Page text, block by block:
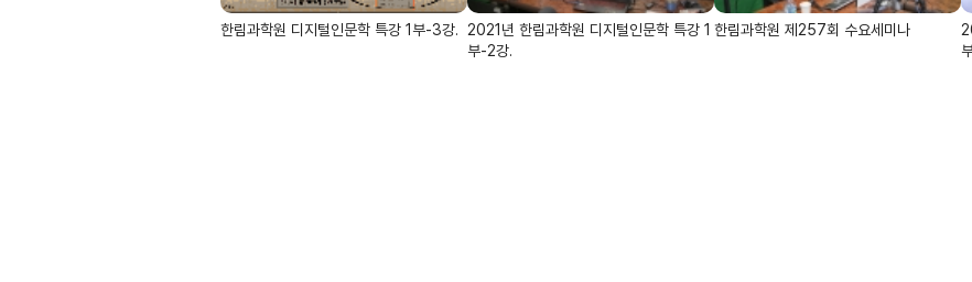
한림과학원 디지털인문학 특강 1부-3강. 2021년 한림과학원 디지털인문학 특강 1
부-2강.
한림과학원 제257회 수요세미나